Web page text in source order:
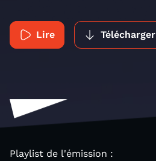
Lire Télécharger
Playlist de l'émission :